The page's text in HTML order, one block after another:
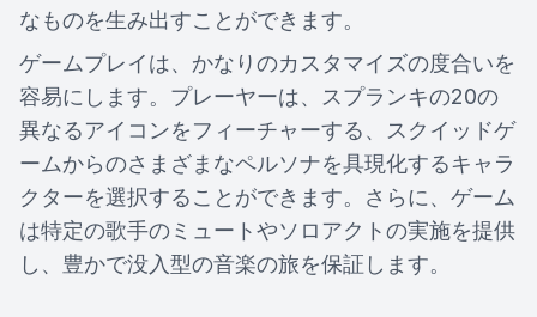
なものを生み出すことができます。
ゲームプレイは、かなりのカスタマイズの度合いを
容易にします。プレーヤーは、スプランキの20の
異なるアイコンをフィーチャーする、スクイッドゲ
ームからのさまざまなペルソナを具現化するキャラ
クターを選択することができます。さらに、ゲーム
は特定の歌手のミュートやソロアクトの実施を提供
し、豊かで没入型の音楽の旅を保証します。